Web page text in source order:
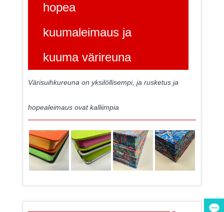
hopea
kuumaleimaus ja
kuuma värireuna
Värisuihkureuna on yksilöllisempi, ja rusketus ja
hopealeimaus ovat kalliimpia